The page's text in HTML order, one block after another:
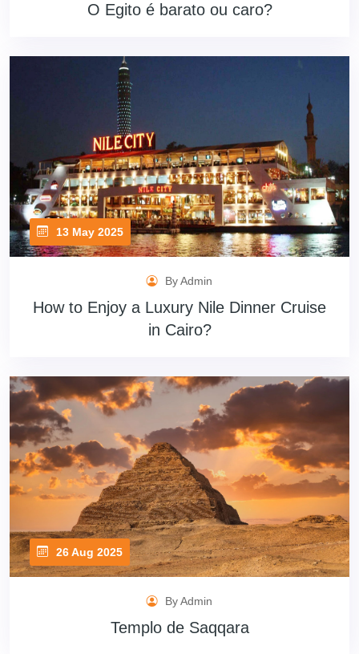
O Egito é barato ou caro?
13 May 2025
By Admin
How to Enjoy a Luxury Nile Dinner Cruise
in Cairo?
26 Aug 2025
By Admin
Templo de Saqqara